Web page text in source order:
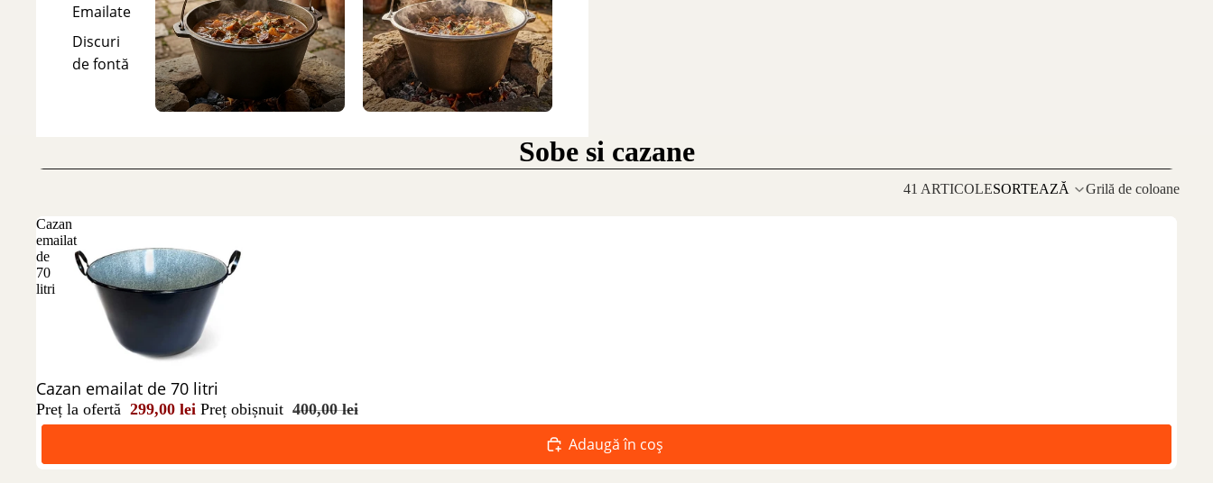
Emailate
Discuri
de fontă
Sobe si cazane
41 ARTICOLESORTEAZĂ Grilă de coloane
Cazan
emailat
de
70
litri
Reducere 25%
Cazan emailat de 70 litri
Preț la ofertă 299,00 lei Preț obișnuit 400,00 lei
Adaugă în coș